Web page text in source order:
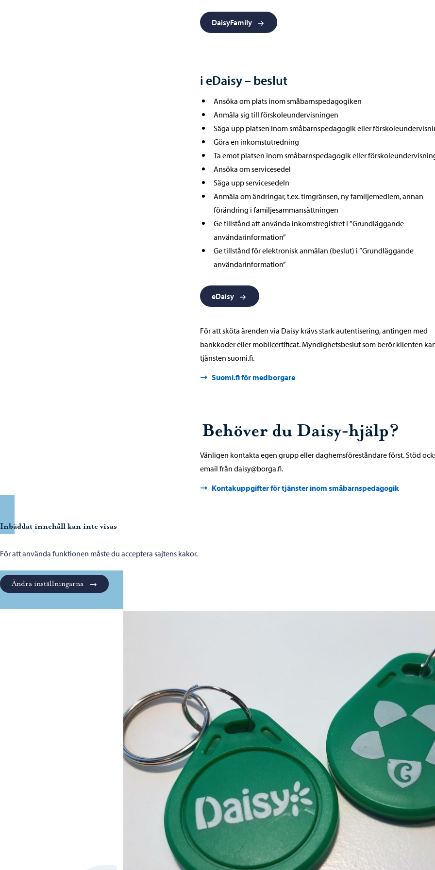
DaisyFamily
i eDaisy – beslut
Ansöka om plats inom småbarnspedagogiken
Anmäla sig till förskoleundervisningen
Säga upp platsen inom småbarnspedagogik eller
Göra en inkomstutredning
Ta emot platsen inom småbarnspedagogik eller
Ansöka om servicesedel
Säga upp servicesedeln
Anmäla om ändringar, t.ex. timgränsen, ny familjemedlem, annan
förändring i familjesammansättningen
Ge tillstånd att använda inkomstregistret i ”Grundläggande
användarinformation”
Ge tillstånd för elektronisk anmälan (beslut) i ”Grundläggande
användarinformation”
eDaisy
För att sköta ärenden via Daisy krävs stark autentisering, antingen med
bankkoder eller mobilcertificat. Myndighetsbeslut som berör klienten
tjänsten suomi.fi.
Suomi.fi för medborgare
Behöver du Daisy-hjälp?
Vänligen kontakta egen grupp eller daghemsföreståndare först. Stöd
email från daisy@borga.fi.
Kontakuppgifter för tjänster inom småbarnspedagogik
Inbäddat innehåll kan inte visas
För att använda funktionen måste du acceptera sajtens kakor.
Ändra inställningarna